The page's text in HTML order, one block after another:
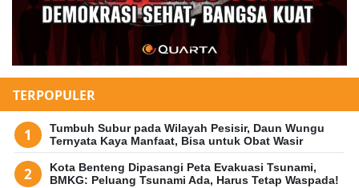
TERPOPULER
Tumbuh Subur pada Wilayah Pesisir, Daun Wungu
Ternyata Kaya Manfaat, Bisa untuk Obat Wasir
Kota Benteng Dipasangi Peta Evakuasi Tsunami,
BMKG: Peluang Tsunami Ada, Harus Tetap Waspada!